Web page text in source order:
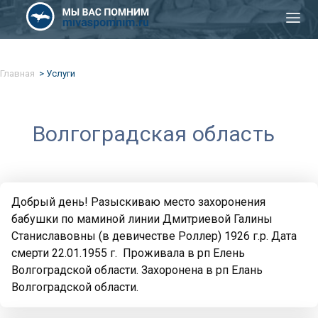
Главная Услуги
Волгоградская область
Добрый день! Разыскиваю место захоронения
бабушки по маминой линии Дмитриевой Галины
Станиславовны (в девичестве Роллер) 1926 г.р. Дата
смерти 22.01.1955 г. Проживала в рп Елень
Волгоградской области. Захоронена в рп Елань
Волгоградской области.